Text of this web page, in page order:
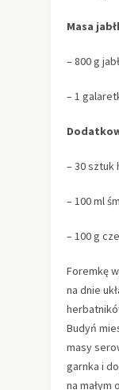
Masa
– 800 g
– 1
– 30
– 100 ml
– 100 g
Foremkę
na dnie
Budyń
masy
garnka i
na małym